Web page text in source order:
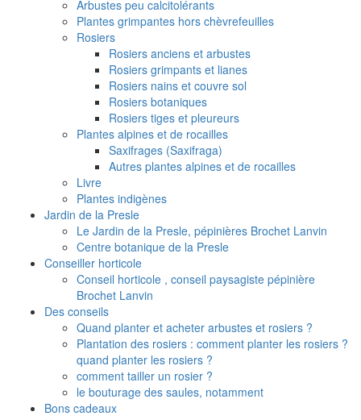
Arbustes peu calcitolérants
Plantes grimpantes hors chèvrefeuilles
Rosiers
Rosiers anciens et arbustes
Rosiers grimpants et lianes
Rosiers nains et couvre sol
Rosiers botaniques
Rosiers tiges et pleureurs
Plantes alpines et de rocailles
Saxifrages (Saxifraga)
Autres plantes alpines et de rocailles
Livre
Plantes indigènes
Jardin de la Presle
Le Jardin de la Presle, pépinières Brochet Lanvin
Centre botanique de la Presle
Conseiller horticole
Conseil horticole , conseil paysagiste pépinière
Brochet Lanvin
Des conseils
Quand planter et acheter arbustes et rosiers ?
Plantation des rosiers : comment planter les rosiers ?
quand planter les rosiers ?
comment tailler un rosier ?
le bouturage des saules, notamment
Bons cadeaux